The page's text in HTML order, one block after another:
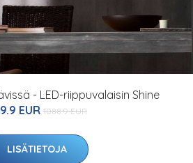
- LED-riippuvalaisin Shine
EUR 1088.9 EUR
LISÄTIETOJA